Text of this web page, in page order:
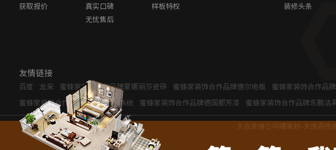
获取报价
真实口碑
无忧售后
样板特权
装修头条
友情链接
百度 龙采 蜜蜂家装饰合作品牌蒙娜丽莎瓷砖 蜜蜂家装饰合作品牌德尔地板 蜜蜂家装饰合作品
蜜蜂家装饰合作品牌飞利浦弱电系统
蜜蜂家装饰合作品牌德国都芳漆 蜜蜂家装饰合作品牌东鹏洁
大连装修公司哪家好-大连高